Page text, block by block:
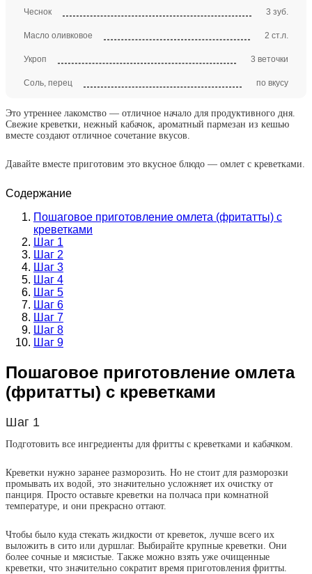
Чеснок 3 зуб.
Масло оливковое 2 ст.л.
Укроп 3 веточки
Соль, перец по вкусу
Это утреннее лакомство — отличное начало для продуктивного дня.
Свежие креветки, нежный кабачок, ароматный пармезан из кешью
вместе создают отличное сочетание вкусов.
Давайте вместе приготовим это вкусное блюдо — омлет с креветками.
Содержание
Пошаговое приготовление омлета (фритатты) с
креветками
Шаг 1
Шаг 2
Шаг 3
Шаг 4
Шаг 5
Шаг 6
Шаг 7
Шаг 8
Шаг 9
Пошаговое приготовление омлета
(фритатты) с креветками
Шаг 1
Подготовить все ингредиенты для фритты с креветками и кабачком.
Креветки нужно заранее разморозить. Но не стоит для разморозки
промывать их водой, это значительно усложняет их очистку от
панциря. Просто оставьте креветки на полчаса при комнатной
температуре, и они прекрасно оттают.
Чтобы было куда стекать жидкости от креветок, лучше всего их
выложить в сито или дуршлаг. Выбирайте крупные креветки. Они
более сочные и мясистые. Также можно взять уже очищенные
креветки, что значительно сократит время приготовления фритты.